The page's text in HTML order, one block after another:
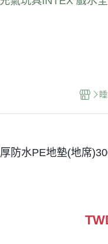
厚防水PE地墊(地席